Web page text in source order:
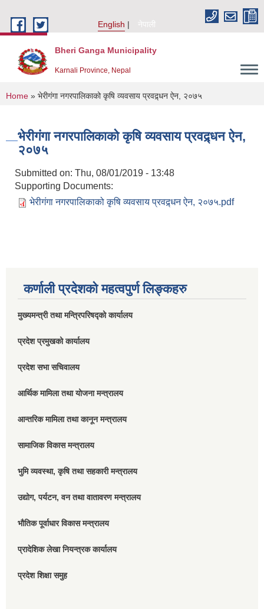
English
नेपाली
Bheri Ganga Municipality
Karnali Province, Nepal
You are here
Home » भेरीगंगा नगरपालिकाको कृषि व्यवसाय प्रवद्र्धन ऐन, २०७५
भेरीगंगा नगरपालिकाको कृषि व्यवसाय प्रवद्र्धन ऐन,
२०७५
Submitted on: Thu, 08/01/2019 - 13:48
Supporting Documents:
भेरीगंगा नगरपालिकाको कृषि व्यवसाय प्रवद्र्धन ऐन, २०७५.pdf
कर्णाली प्रदेशको महत्वपुर्ण लिङ्कहरु
मुख्यमन्त्री तथा मन्त्रिपरिषद्को कार्यालय
प्रदेश प्रमुखको कार्यालय
प्रदेश सभा सचिवालय
आर्थिक मामिला तथा योजना मन्त्रालय
आन्तरिक मामिला तथा कानून मन्त्रालय
सामाजिक विकास मन्त्रालय
भुमि व्यवस्था, कृषि तथा सहकारी मन्त्रालय
उद्योग, पर्यटन, वन तथा वातावरण मन्त्रालय
भौतिक पूर्वाधार विकास मन्त्रालय
प्रादेशिक लेखा नियन्त्रक कार्यालय
प्रदेश शिक्षा समुह